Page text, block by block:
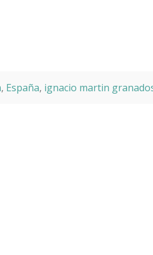
, España, ignacio martin